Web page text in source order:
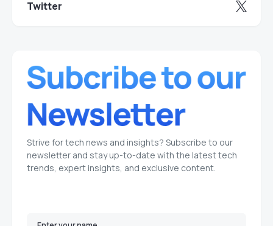
Twitter
Strive for tech news and insights? Subscribe to our
newsletter and stay up-to-date with the latest tech
trends, expert insights, and exclusive content.